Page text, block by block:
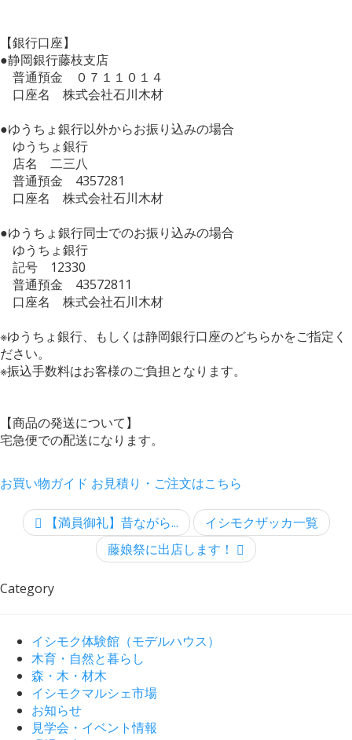
【銀行口座】
●静岡銀行藤枝支店
普通預金 ０７１１０１４
口座名 株式会社石川木材
●ゆうちょ銀行以外からお振り込みの場合
ゆうちょ銀行
店名 二三八
普通預金 4357281
口座名 株式会社石川木材
●ゆうちょ銀行同士でのお振り込みの場合
ゆうちょ銀行
記号 12330
普通預金 43572811
口座名 株式会社石川木材
※ゆうちょ銀行、もしくは静岡銀行口座のどちらかをご指定く
ださい。
※振込手数料はお客様のご負担となります。
【商品の発送について】
宅急便での配送になります。
お買い物ガイド お見積り・ご注文はこちら
【満員御礼】昔ながら...
イシモクザッカ一覧
藤娘祭に出店します！
Category
イシモク体験館（モデルハウス）
木育・自然と暮らし
森・木・材木
イシモクマルシェ市場
お知らせ
見学会・イベント情報